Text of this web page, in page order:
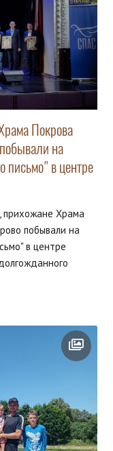
Покрова
на
в центре
прихожане Храма
побывали на
в центре